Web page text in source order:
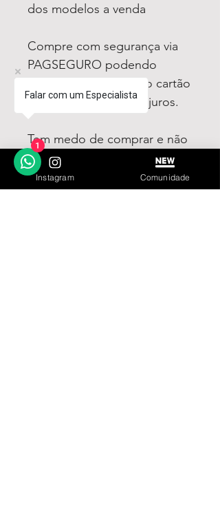
dos modelos a venda
Compre com segurança via
PAGSEGURO podendo
parcelar em até 12x no cartão
sendo em até 4x sem juros.
Tem medo de comprar e não
gostar? Fique tranquilo,
garantimos a sua satisfação
Instagram Comunidade
Falar com um Especialista
1